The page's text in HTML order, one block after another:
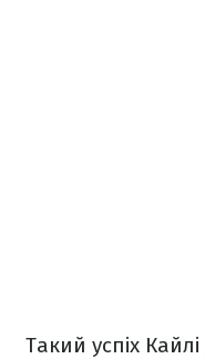
Такий успіх